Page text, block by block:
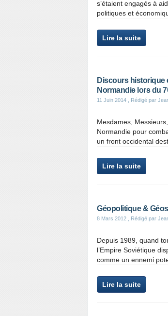
s’étaient engagés à
politiques et
Lire la suite
Discours historique
Normandie lors du
11 Juin 2014 , Rédigé par
Mesdames,
Normandie pour
un front occidental
Lire la suite
Géopolitique &
8 Mars 2012 , Rédigé par
Depuis 1989, quand
l’Empire Soviétique
comme un ennemi
Lire la suite